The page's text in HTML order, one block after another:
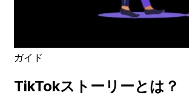
ガイド
TikTokストーリーとは？